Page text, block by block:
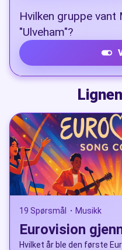
Hvilken gruppe vant
"Ulveham"?
Gåte
19 Spørsmål • Musikk
Eurovision
Hvilket år ble den første